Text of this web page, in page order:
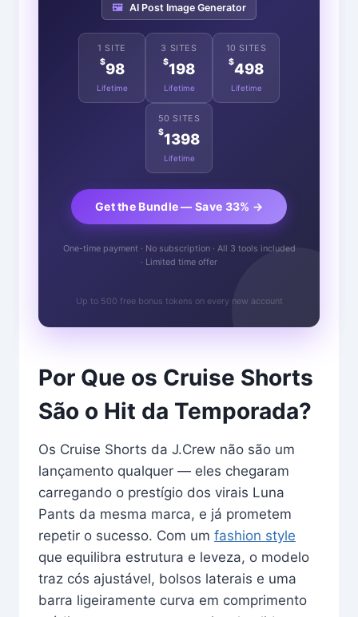
🖼️ AI Post Image Generator
1 SITE
$98
Lifetime
3 SITES
$198
Lifetime
10 SITES
$498
Lifetime
50 SITES
$1398
Lifetime
Get the Bundle — Save 33% →
One-time payment · No subscription · All 3 tools included
· Limited time offer
Up to 500 free bonus tokens on every new account
Por Que os Cruise Shorts
São o Hit da Temporada?
Os Cruise Shorts da J.Crew não são um
lançamento qualquer — eles chegaram
carregando o prestígio dos virais Luna
Pants da mesma marca, e já prometem
repetir o sucesso. Com um fashion style
que equilibra estrutura e leveza, o modelo
traz cós ajustável, bolsos laterais e uma
barra ligeiramente curva em comprimento